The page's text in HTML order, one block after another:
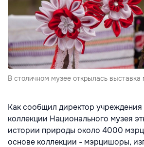
В столичном музее открылась
Как сообщил директор учреждения
коллекции Национального музея
истории природы около 4000
основе коллекции - мэрцишоры,